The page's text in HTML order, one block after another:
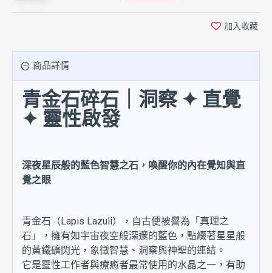
加入收藏
商品詳情
青金石碎石｜洞察 ✦ 直覺
✦ 靈性啟發
深夜星辰般的藍色智慧之石，喚醒你的內在覺知與直
覺之眼
青金石（Lapis Lazuli），自古便被譽為「真理之
石」，擁有如宇宙夜空般深邃的藍色，點綴著星星般
的黃鐵礦閃光，象徵智慧、洞察與神聖的連結。
它是靈性工作者與療癒者最常使用的水晶之一，有助